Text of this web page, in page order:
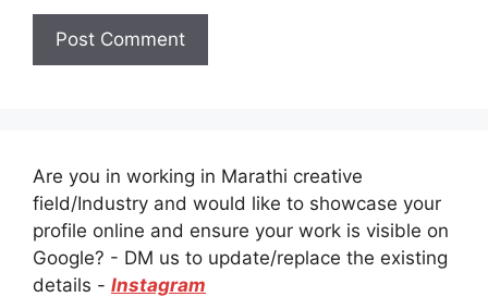
Are you in working in Marathi creative
field/Industry and would like to showcase your
profile online and ensure your work is visible on
Google? - DM us to update/replace the existing
details - Instagram